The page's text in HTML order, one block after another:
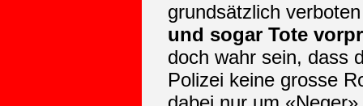
grundsätzlich
und sogar Tote
doch wahr sein, dass
Polizei keine grosse